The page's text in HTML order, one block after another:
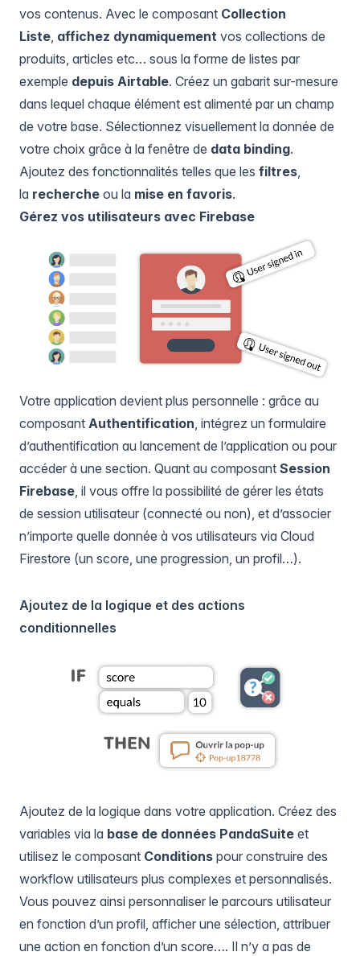
vos contenus. Avec le composant Collection
Liste affichez dynamiquement vos collections de
produits, articles etc… sous la forme de listes par
exemple depuis Airtable. Créez un gabarit sur-mesure
dans lequel chaque élément est alimenté par un champ
de votre base. Sélectionnez visuellement la donnée de
votre choix grâce à la fenêtre de data binding.
Ajoutez des fonctionnalités telles que les filtres
la recherche ou la mise en favoris.
Gérez vos utilisateurs avec Firebase
Votre application devient plus personnelle : grâce au
composant Authentification , intégrez un formulaire
d’authentification au lancement de l’application ou pour
accéder à une section. Quant au composant Session
Firebase , il vous offre la possibilité de gérer les états
de session utilisateur (connecté ou non), et d’associer
n’importe quelle donnée à vos utilisateurs via Cloud
Firestore (un score, une progression, un profil…).
Ajoutez de la logique et des actions
conditionnelles
Ajoutez de la logique dans votre application. Créez des
variables via la base de données PandaSuite et
utilisez le composant Conditions pour construire des
workflow utilisateurs plus complexes et personnalisés.
Vous pouvez ainsi personnaliser le parcours utilisateur
en fonction d’un profil, afficher une sélection, attribuer
une action en fonction d’un score…. Il n’y a pas de